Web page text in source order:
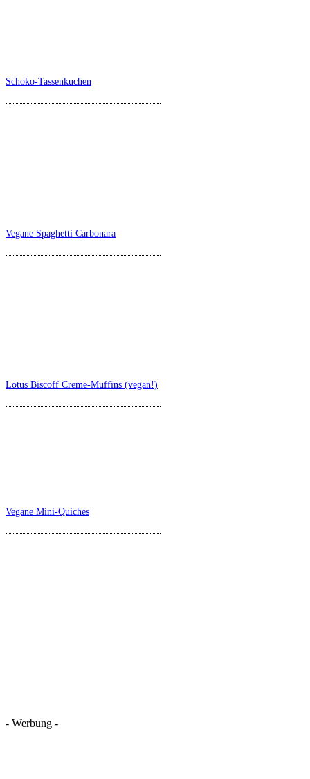
Schoko-Tassenkuchen
Vegane Spaghetti Carbonara
Lotus Biscoff Creme-Muffins (vegan!)
Vegane Mini-Quiches
- Werbung -